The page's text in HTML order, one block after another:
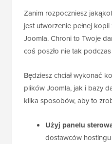
Zanim rozpoczniesz
jest utworzenie pełnej
Joomla. Chroni to Twoje
coś poszło nie tak
Będziesz chciał wykonać
plików Joomla, jak i bazy
kilka sposobów, aby to
Użyj panelu
dostawców